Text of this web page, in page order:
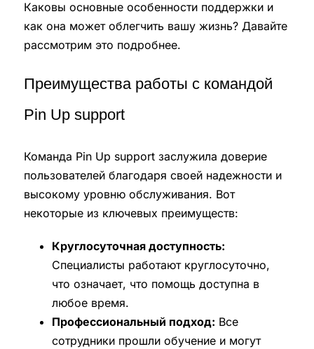
Каковы основные особенности поддержки и
как она может облегчить вашу жизнь? Давайте
рассмотрим это подробнее.
Преимущества работы с командой
Pin Up support
Команда Pin Up support заслужила доверие
пользователей благодаря своей надежности и
высокому уровню обслуживания. Вот
некоторые из ключевых преимуществ:
Круглосуточная доступность:
Специалисты работают круглосуточно,
что означает, что помощь доступна в
любое время.
Профессиональный подход: Все
сотрудники прошли обучение и могут